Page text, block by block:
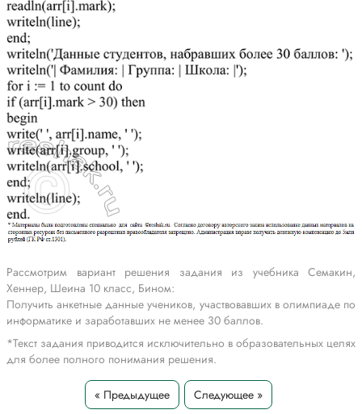
Рассмотрим вариант решения задания из учебника Семакин,
Хеннер, Шеина 10 класс, Бином:
Получить анкетные данные учеников, участвовавших в олимпиаде по
информатике и заработавших не менее 30 баллов.
*Текст задания приводится исключительно в образовательных целях
для более полного понимания решения.
« Предыдущее Следующее »